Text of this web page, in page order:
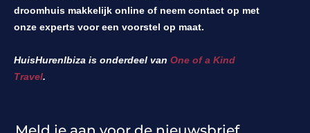
droomhuis makkelijk online of neem contact op met
onze experts voor een voorstel op maat.
HuisHurenIbiza is onderdeel van One of a Kind
Travel.